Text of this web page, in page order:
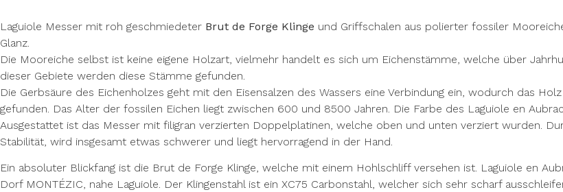
Laguiole Messer mit roh geschmiedeter Brut de Forge Klinge und Griffschalen aus polierter fossiler
Glanz.
Die Mooreiche selbst ist keine eigene Holzart, vielmehr handelt es sich um Eichenstämme, welche über
dieser Gebiete werden diese Stämme gefunden.
Die Gerbsäure des Eichenholzes geht mit den Eisensalzen des Wassers eine Verbindung ein, wodurch das
gefunden. Das Alter der fossilen Eichen liegt zwischen 600 und 8500 Jahren. Die Farbe des Laguiole en
Ausgestattet ist das Messer mit filigran verzierten Doppelplatinen, welche oben und unten verziert wurden.
Stabilität, wird insgesamt etwas schwerer und liegt hervorragend in der Hand.
Ein absoluter Blickfang ist die Brut de Forge Klinge, welche mit einem Hohlschliff versehen ist. Laguiole en
Dorf MONTÉZIC, nahe Laguiole. Der Klingenstahl ist ein XC75 Carbonstahl, welcher sich sehr scharf